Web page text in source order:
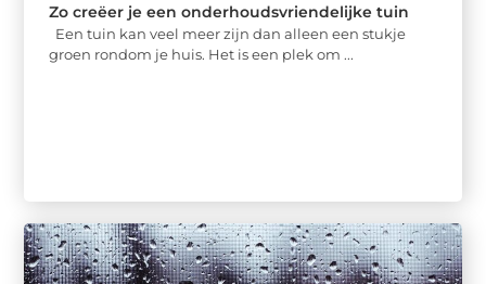
Zo creëer je een onderhoudsvriendelijke tuin
Een tuin kan veel meer zijn dan alleen een stukje
groen rondom je huis. Het is een plek om ...